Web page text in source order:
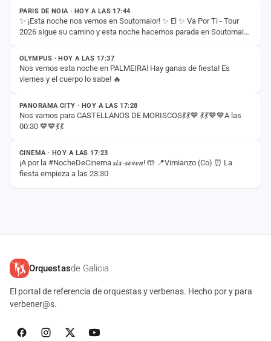
PARIS DE NOIA · HOY A LAS 17:44
✨ ¡Esta noche nos vemos en Soutomaior! ✨ El ✨ Va Por Ti - Tour
2026 sigue su camino y esta noche hacemos parada en Soutomaior
ESTADO
OLYMPUS · HOY A LAS 17:37
Nos vemos esta noche en PALMEIRA! Hay ganas de fiesta! Es
viernes y el cuerpo lo sabe! 🔥
ESTADO
PANORAMA CITY · HOY A LAS 17:28
Nos vamos para CASTELLANOS DE MORISCOS💃💃💙 💃💃💙💙A las
00:30 💙💙💃💃
ESTADO
CINEMA · HOY A LAS 17:23
¡A por la #NocheDeCinema 𝒔𝒊𝒙-𝒔𝒆𝒗𝒆𝒏! 🤲 📍Vimianzo (Co) ⏰ La
fiesta empieza a las 23:30
Orquestasde Galicia
El portal de referencia de orquestas y verbenas. Hecho por y para
verbener@s.